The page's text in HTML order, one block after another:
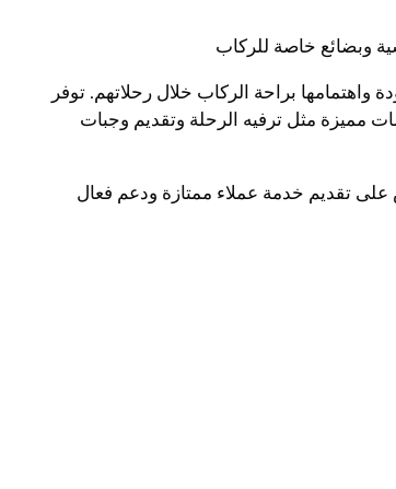
وبضائع خاصة للركاب
براحة الركاب خلال رحلاتهم. توفر
مميزة مثل ترفيه الرحلة وتقديم وجبات
تقديم خدمة عملاء ممتازة ودعم فعال